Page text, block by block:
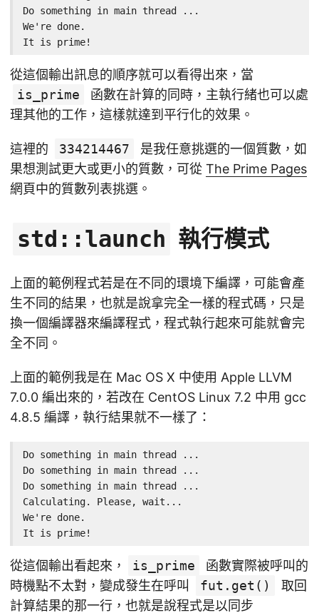
Do something in main thread ...
We're done.
It is prime!
從這個輸出訊息的順序就可以看得出來，當
is_prime
函數在計算的同時，主執行緒也可以處
理其他的工作，這樣就達到平行化的效果。
這裡的 334214467
是我任意挑選的一個質數，如
果想測試更大或更小的質數，可從 The Prime Pages
網頁中的質數列表挑選。
std::launch 執行模式
上面的範例程式若是在不同的環境下編譯，可能會產
生不同的結果，也就是說拿完全一樣的程式碼，只是
換一個編譯器來編譯程式，程式執行起來可能就會完
全不同。
上面的範例我是在 Mac OS X 中使用 Apple LLVM
7.0.0 編出來的，若改在 CentOS Linux 7.2 中用 gcc
4.8.5 編譯，執行結果就不一樣了：
Do something in main thread ...
Do something in main thread ...
Do something in main thread ...
Calculating. Please, wait...
We're done.
It is prime!
從這個輸出看起來， is_prime
函數實際被呼叫的
時機點不太對，變成發生在呼叫
fut.get()
取回
計算結果的那一行，也就是說程式是以同步